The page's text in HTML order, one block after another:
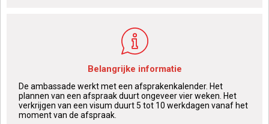
Belangrijke informatie
De ambassade werkt met een afsprakenkalender. Het
plannen van een afspraak duurt ongeveer vier weken. Het
verkrijgen van een visum duurt 5 tot 10 werkdagen vanaf het
moment van de afspraak.